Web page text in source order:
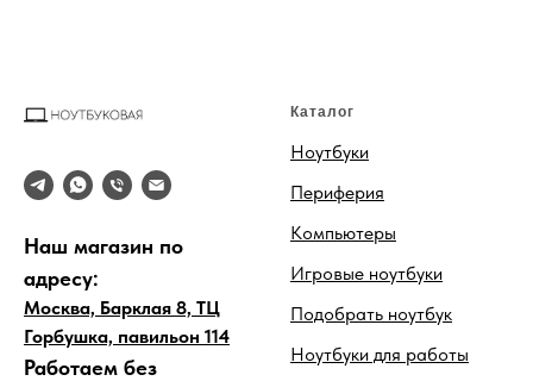
Наш магазин по
адресу:
Москва, Барклая 8, ТЦ
Горбушка, павильон 114
Работаем без
Каталог
Ноутбуки
Периферия
Компьютеры
Игровые ноутбуки
Подобрать ноутбук
Ноутбуки для работы